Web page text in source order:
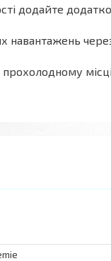
додайте
навантажень